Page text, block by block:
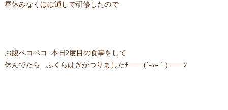
昼休みなくほぼ通しで研修したので
お腹ペコペコ 本日2度目の食事をして
休んでたら ふくらはぎがつりましたﾁ───(´-ω-｀)───ﾝ